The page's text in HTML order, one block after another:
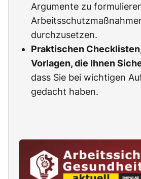
Argumente zu
durchzusetzen.
Praktischen
Vorlagen, die Ihnen
dass Sie bei wichtigen
gedacht haben.